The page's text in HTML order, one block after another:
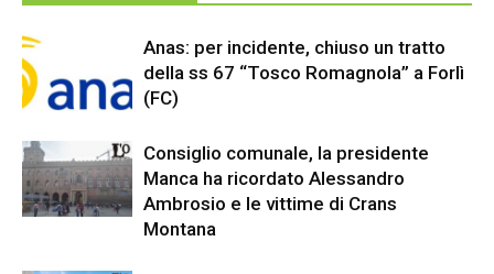
Anas: per incidente, chiuso un tratto
della ss 67 “Tosco Romagnola” a Forlì
(FC)
Consiglio comunale, la presidente
Manca ha ricordato Alessandro
Ambrosio e le vittime di Crans
Montana